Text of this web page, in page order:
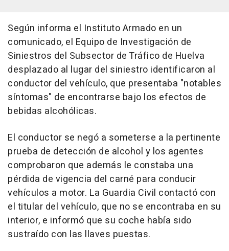
Según informa el Instituto Armado en un
comunicado, el Equipo de Investigación de
Siniestros del Subsector de Tráfico de Huelva
desplazado al lugar del siniestro identificaron al
conductor del vehículo, que presentaba "notables
síntomas" de encontrarse bajo los efectos de
bebidas alcohólicas.
El conductor se negó a someterse a la pertinente
prueba de detección de alcohol y los agentes
comprobaron que además le constaba una
pérdida de vigencia del carné para conducir
vehículos a motor. La Guardia Civil contactó con
el titular del vehículo, que no se encontraba en su
interior, e informó que su coche había sido
sustraído con las llaves puestas.